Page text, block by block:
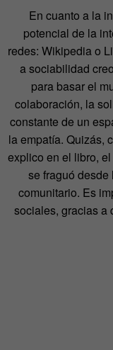
En cuanto a la
potencial de la
redes: Wikipedia o
a sociabilidad
para basar el
colaboración, la
constante de un
la empatía. Quizás,
explico en el libro,
se fraguó
comunitario. Es
sociales, gracias a